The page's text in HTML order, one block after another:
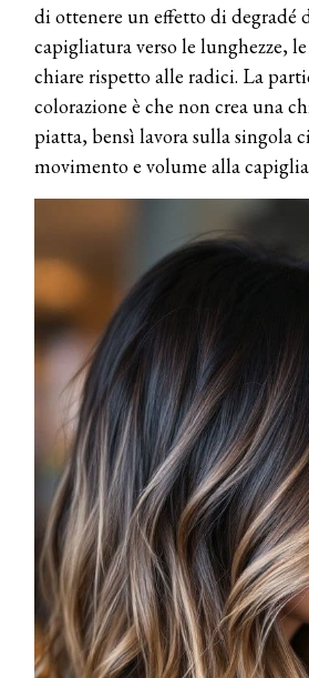
di ottenere un effetto di degradé
capigliatura verso le lunghezze,
chiare rispetto alle radici. La
colorazione è che non crea una
piatta, bensì lavora sulla singola
movimento e volume alla